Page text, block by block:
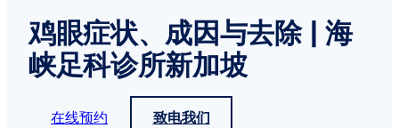
鸡眼症状、成因与去除 | 海
峡足科诊所新加坡
在线预约 致电我们